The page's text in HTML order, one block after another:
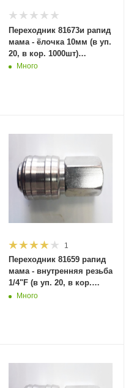
Переходник 81673и рапид
мама - ёлочка 10мм (в уп.
20, в кор. 1000шт)
MaxiTool
Много
1
Переходник 81659 рапид
мама - внутренняя резьба
1/4"F (в уп. 20, в кор.
1000шт) MaxiTool
Много